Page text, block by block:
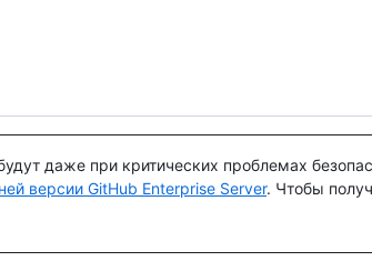
даже при критических проблемах
версии GitHub Enterprise Server. Чтобы